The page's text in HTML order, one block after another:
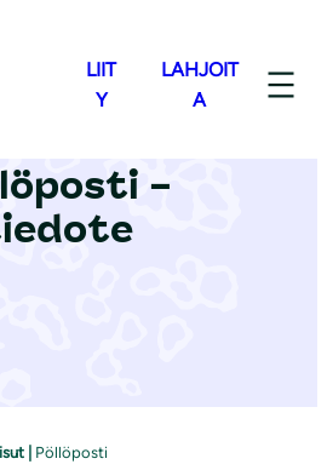
LIIT
Y
LAHJOIT
A
–
Pöllöposti